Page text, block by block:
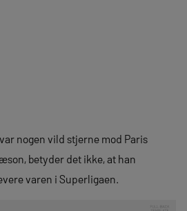
nogen vild stjerne mod Paris
betyder det ikke, at han
varen i Superligaen.